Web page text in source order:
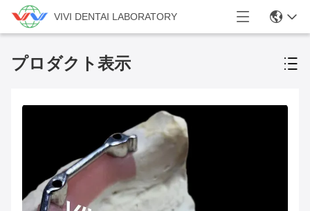
VIVI DENTAI LABORATORY
プロダクト表示